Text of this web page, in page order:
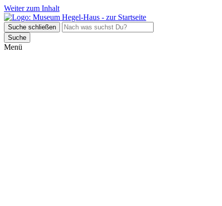
Weiter zum Inhalt
Suche schließen
Suche
Menü